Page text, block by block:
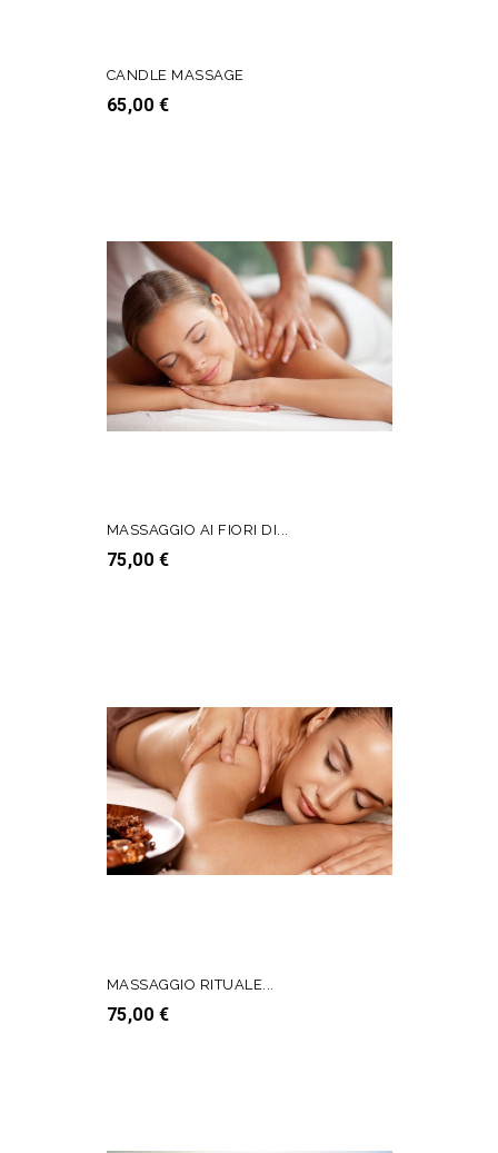
CANDLE MASSAGE
Prezzo
65,00 €
AGGIUNGI AL CARRELLO
MASSAGGIO AI FIORI DI...
Prezzo
75,00 €
AGGIUNGI AL CARRELLO
MASSAGGIO RITUALE...
Prezzo
75,00 €
AGGIUNGI AL CARRELLO